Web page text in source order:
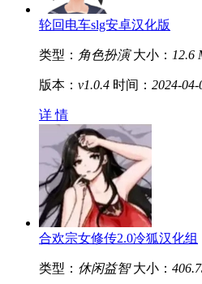
轮回电车slg安卓汉化版
类型： 角色扮演 大小： 12.6
版本： v1.0.4 时间： 2024-
详 情
合欢宗女修传2.0冷狐汉化组
类型： 休闲益智 大小：